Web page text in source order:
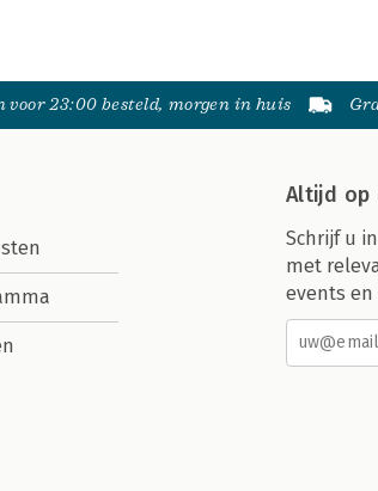
voor 23:00 besteld, morgen in huis
Altijd op
Schrijf u
met
events en